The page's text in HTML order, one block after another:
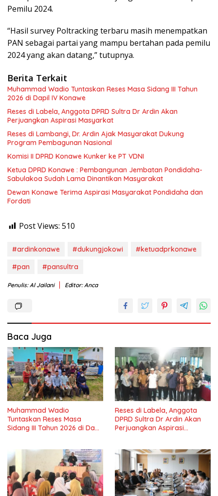
Pemilu 2024.
“Hasil survey Poltracking terbaru masih menempatkan
PAN sebagai partai yang mampu bertahan pada pemilu
2024 yang akan datang,” tutupnya.
Berita Terkait
Muhammad Wadio Tuntaskan Reses Masa Sidang III Tahun
2026 di Dapil IV Konawe
Reses di Labela, Anggota DPRD Sultra Dr Ardin Akan
Perjuangkan Aspirasi Masyarkat
Reses di Lambangi, Dr. Ardin Ajak Masyarakat Dukung
Program Pembagunan Nasional
Komisi II DPRD Konawe Kunker ke PT VDNI
Ketua DPRD Konawe : Pembangunan Jembatan Pondidaha-
Sabulakoa Sudah Lama Dinantikan Masyarakat
Dewan Konawe Terima Aspirasi Masyarakat Pondidaha dan
Fordati
Post Views: 510
#ardinkonawe #dukungjokowi
#ketuadprkonawe
#pan
#pansultra
Penulis: Al Jailani Editor: Anca
Baca Juga
Muhammad Wadio
Tuntaskan Reses Masa
Sidang III Tahun 2026 di Dapil
Reses di Labela, Anggota
DPRD Sultra Dr Ardin Akan
Perjuangkan Aspirasi